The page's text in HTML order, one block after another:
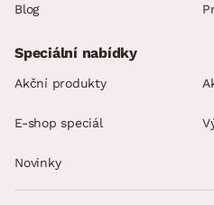
Blog
Speciální nabídky
Akční produkty
E-shop speciál
Novinky